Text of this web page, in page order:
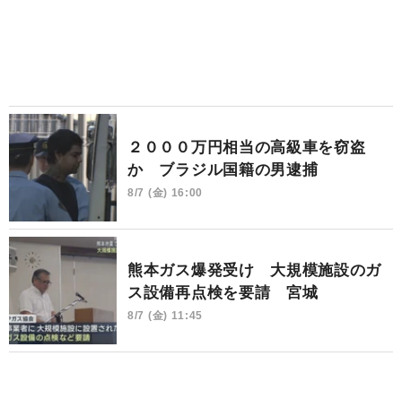
２０００万円相当の高級車を窃盗
か ブラジル国籍の男逮捕
8/7 (金) 16:00
熊本ガス爆発受け 大規模施設のガ
ス設備再点検を要請 宮城
8/7 (金) 11:45